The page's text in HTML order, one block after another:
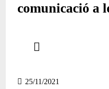
comunicació a
25/11/2021